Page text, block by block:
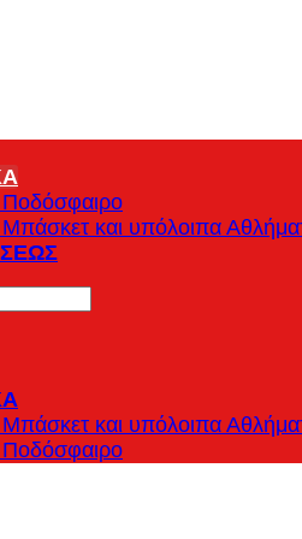
και υπόλοιπα
και υπόλοιπα